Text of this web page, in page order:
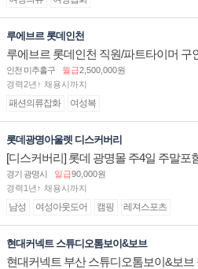
루에브르 롯데인천
루에브르 롯데인천 직원/파트타이머 구
인천 미추홀구 월급2,500,000원
경력2년↑ 채용시까지
패션의류잡화 여성복
롯데광명아울렛 디스커버리
[디스커버리] 롯데 광명몰 주4일 주말포
경기 광명시 일급90,000원
경력1년↑ 채용시까지
남성 여성아웃도어 캠핑 레져스포츠
현대커넥트 스튜디오톰보이&보브
현대커넥트 부산 스튜디오톰보이&보